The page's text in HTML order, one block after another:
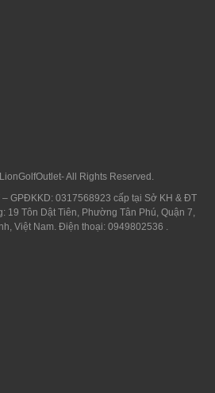
All Rights Reserved.
– GPĐKKD: 0317568923 cấp tại Sở KH & ĐT
19 Tôn Dật Tiên, Phường Tân Phú, Quận 7,
Việt Nam. Điện thoại: 0949802536 .